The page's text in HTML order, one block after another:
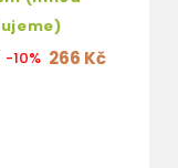
-10% 266 Kč